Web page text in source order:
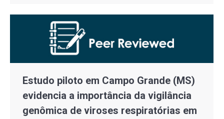
Estudo piloto em Campo Grande (MS)
evidencia a importância da vigilância
genômica de viroses respiratórias em